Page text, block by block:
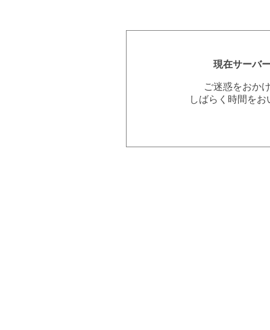
現在サーバ
ご迷惑をおか
しばらく時間を